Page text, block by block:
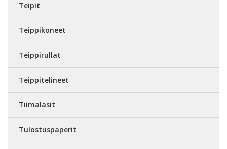
Teipit
Teippikoneet
Teippirullat
Teippitelineet
Tiimalasit
Tulostuspaperit